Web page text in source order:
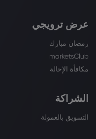
عرض ترويجي
رمضان مبارك
marketsClub
مكافأة الإحالة
الشراكة
التسويق بالعمولة